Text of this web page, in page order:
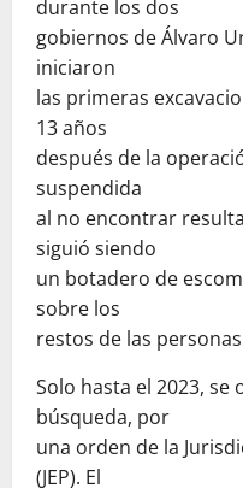
durante los dos
gobiernos de Álvaro
iniciaron
las primeras
13 años
después de la
suspendida
al no encontrar
siguió siendo
un botadero de
sobre los
restos de las
Solo hasta el 2023,
búsqueda, por
una orden de la
(JEP). El